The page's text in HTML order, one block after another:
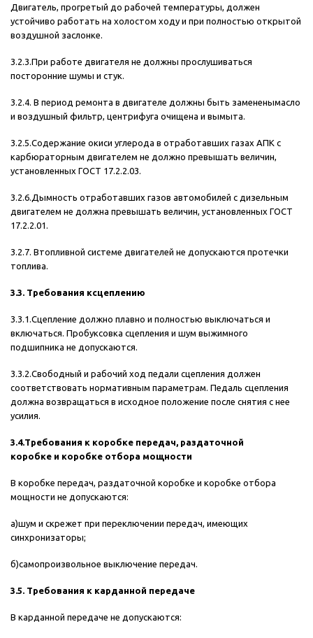
Двигатель, прогретый до рабочей температуры, должен
устойчиво работать на холостом ходу и при полностью открытой
воздушной заслонке.
3.2.3.При работе двигателя не должны прослушиваться
посторонние шумы и стук.
3.2.4. В период ремонта в двигателе должны быть замененымасло
и воздушный фильтр, центрифуга очищена и вымыта.
3.2.5.Содержание окиси углерода в отработавших газах АПК с
карбюраторным двигателем не должно превышать величин,
установленных ГОСТ 17.2.2.03.
3.2.6.Дымность отработавших газов автомобилей с дизельным
двигателем не должна превышать величин, установленных ГОСТ
17.2.2.01.
3.2.7. Втопливной системе двигателей не допускаются протечки
топлива.
3.3. Требования ксцеплению
3.3.1.Сцепление должно плавно и полностью выключаться и
включаться. Пробуксовка сцепления и шум выжимного
подшипника не допускаются.
3.3.2.Свободный и рабочий ход педали сцепления должен
соответствовать нормативным параметрам. Педаль сцепления
должна возвращаться в исходное положение после снятия с нее
усилия.
3.4.Требования к коробке передач, раздаточной
коробке и коробке отбора мощности
В коробке передач, раздаточной коробке и коробке отбора
мощности не допускаются:
а)шум и скрежет при переключении передач, имеющих
синхронизаторы;
б)самопроизвольное выключение передач.
3.5. Требования к карданной передаче
В карданной передаче не допускаются: